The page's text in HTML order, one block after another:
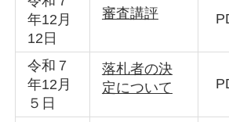
年12月
12日
審査講評
令和７
年12月
５日
落札者の決
定について